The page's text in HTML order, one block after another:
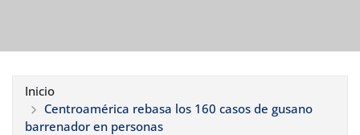
Inicio
Centroamérica rebasa los 160 casos de gusano
barrenador en personas